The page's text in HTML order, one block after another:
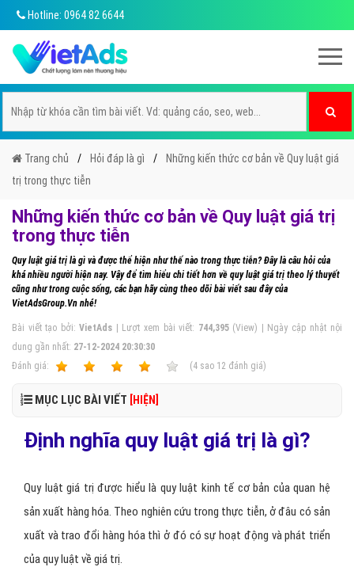
Hotline: 0964 82 6644
Trang chủ Hỏi đáp là gì
Những kiến thức cơ bản về Quy luật giá
trị trong thực tiễn
Những kiến thức cơ bản về Quy luật giá trị
trong thực tiễn
Quy luật giá trị là gì và được thể hiện như thế nào trong thực tiễn? Đây là câu hỏi của
khá nhiều người hiện nay. Vậy để tìm hiểu chi tiết hơn về quy luật giá trị theo lý thuyết
cũng như trong cuộc sống, các bạn hãy cùng theo dõi bài viết sau đây của
VietAdsGroup.Vn nhé!
Bài viết tạo bởi:VietAds | Lượt xem bài viết: 744,395(View) | Ngày cập nhật nội
dung gần nhất: 27-12-2024 20:30:30
Ðánh giá:
(4 sao 12 đánh giá)
MỤC LỤC BÀI VIẾT [HIỆN]
Định nghĩa quy luật giá trị là gì?
Quy luật giá trị được hiểu là quy luật kinh tế cơ bản của quan hệ
sản xuất hàng hóa. Theo nghiên cứu trong thực tiễn, ở đâu có sản
xuất và trao đổi hàng hóa thì ở đó có sự hoạt động và phát triển
của quy luật về giá trị.